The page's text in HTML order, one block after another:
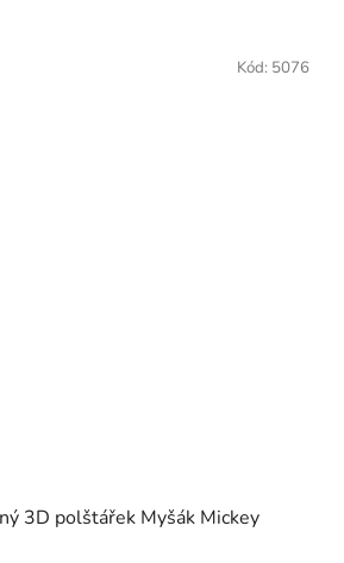
3D polštářek Myšák Mickey
Kód: 5076